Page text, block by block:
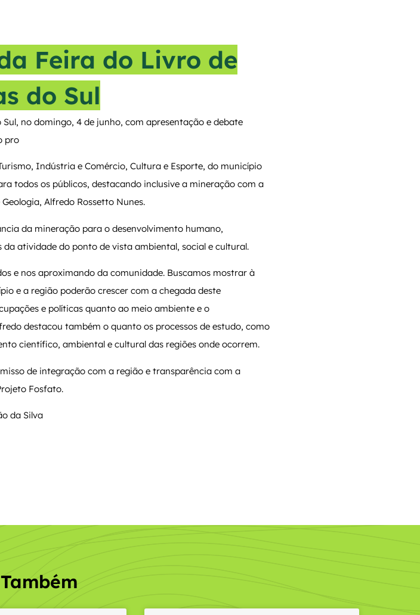
Feira do Livro de
do Sul
no domingo, 4 de junho, com apresentação e debate
pro
Indústria e Comércio, Cultura e Esporte, do município
todos os públicos, destacando inclusive a mineração com a
Alfredo Rossetto Nunes.
da mineração para o desenvolvimento humano,
atividade do ponto de vista ambiental, social e cultural.
e nos aproximando da comunidade. Buscamos mostrar à
e a região poderão crescer com a chegada deste
e políticas quanto ao meio ambiente e o
destacou também o quanto os processos de estudo, como
científico, ambiental e cultural das regiões onde ocorrem.
de integração com a região e transparência com a
Fosfato.
da Silva